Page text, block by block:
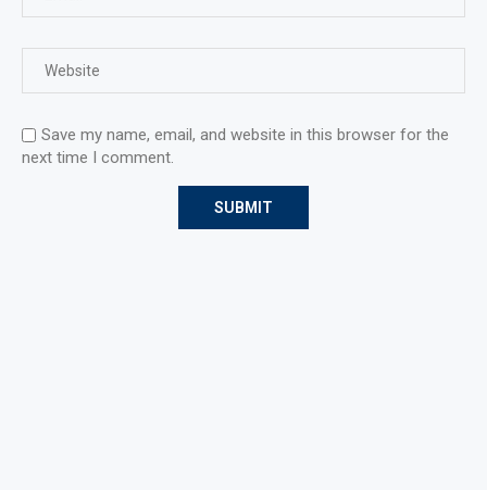
Save my name, email, and website in this browser for the
next time I comment.